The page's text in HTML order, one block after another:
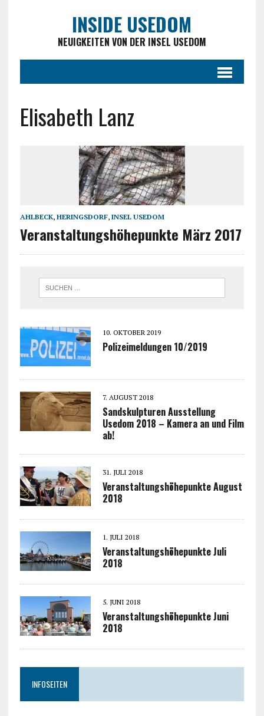
INSIDE USEDOM
NEUIGKEITEN VON DER INSEL USEDOM
Elisabeth Lanz
AHLBECK, HERINGSDORF, INSEL USEDOM
Veranstaltungshöhepunkte März 2017
10. OKTOBER 2019
Polizeimeldungen 10/2019
7. AUGUST 2018
Sandskulpturen Ausstellung
Usedom 2018 – Kamera an und Film
ab!
31. JULI 2018
Veranstaltungshöhepunkte August
2018
1. JULI 2018
Veranstaltungshöhepunkte Juli
2018
5. JUNI 2018
Veranstaltungshöhepunkte Juni
2018
INFOSEITEN